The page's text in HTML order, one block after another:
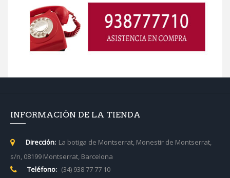
INFORMACIÓN DE LA TIENDA
Dirección: La botiga de Montserrat, Monestir de Montserrat,
s/n, 08199 Montserrat, Barcelona
Teléfono: (34) 938 77 77 10